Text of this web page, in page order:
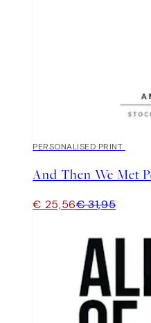
20%*
PERSONALISED PRINT
And Then We Met
€ 25,56€ 31,95